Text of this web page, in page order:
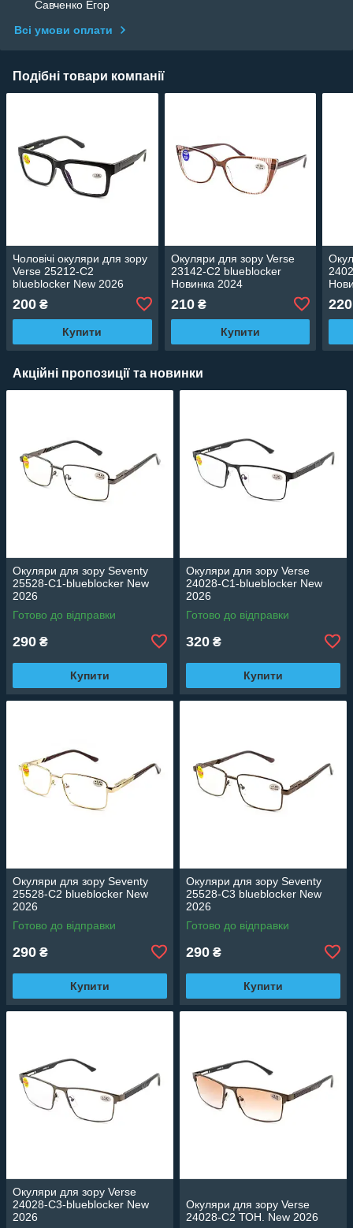
Савченко Егор
Всі умови оплати
Подібні товари компанії
Чоловічі окуляри для зору
Verse 25212-C2
blueblocker New 2026
200 ₴
Купити
Окуляри для зору Verse
23142-C2 blueblocker
Новинка 2024
210₴
Купити
220
Акційні пропозиції та новинки
Окуляри для зору Seventy
25528-C1-blueblocker New
2026
Готово до відправки
290 ₴
Купити
Окуляри для зору Verse
24028-C1-blueblocker New
2026
Готово до відправки
320 ₴
Купити
Окуляри для зору Seventy
25528-C2 blueblocker New
2026
Готово до відправки
290 ₴
Купити
Окуляри для зору Seventy
25528-C3 blueblocker New
2026
Готово до відправки
290 ₴
Купити
Окуляри для зору Verse
24028-C3-blueblocker New
2026
Окуляри для зору Verse
24028-C2 ТОН. New 2026